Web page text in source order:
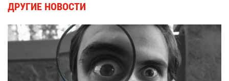
ДРУГИЕ НОВОСТИ